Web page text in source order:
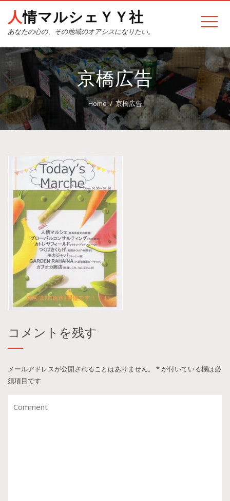
人情マルシェＹＹ社
あなたの心の、その地域のオアシスになりたい。
京橋広告
Home 京橋広告
コメントを残す
メールアドレスが公開されることはありません。 * が付いている欄は必
須項目です